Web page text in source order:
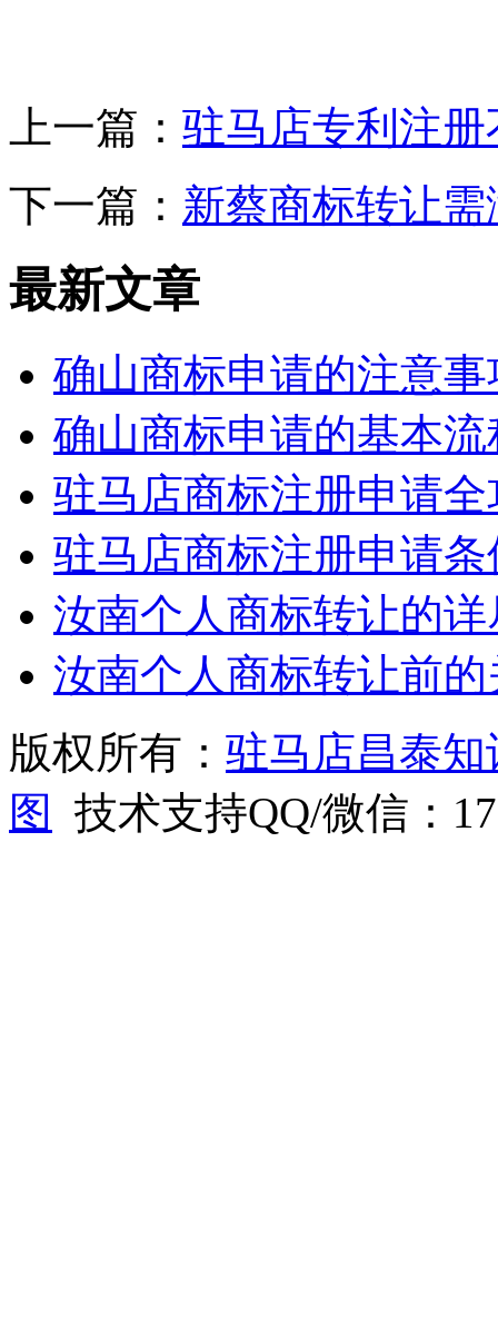
上一篇： 驻马店专利注
下一篇： 新蔡商标转让
最新文章
确山商标申请的注意事
确山商标申请的基本流
驻马店商标注册申请全
驻马店商标注册申请
汝南个人商标转让的
汝南个人商标转让前
版权所有： 驻马店昌泰
图
技术支持QQ/微信：